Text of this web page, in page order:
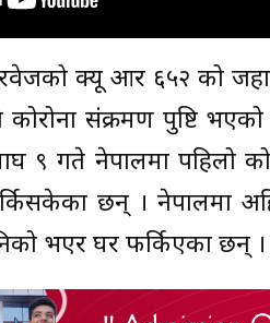
क्यू आर ६५२ को
संक्रमण पुष्टि
९ गते नेपालमा पहिलो
छन् । नेपालमा
भएर घर फर्किएका छन् ।